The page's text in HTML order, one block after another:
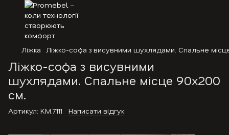
Ліжка Ліжко-софа з висувними шухлядами. Спальне
Ліжко-софа з висувними
шухлядами. Спальне місце 90х200
см.
Артикул: KM.7111 Написати відгук